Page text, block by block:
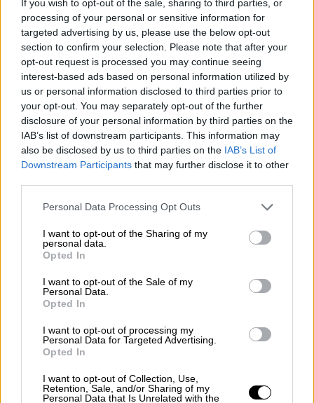
If you wish to opt-out of the sale, sharing to third parties, or
processing of your personal or sensitive information for
targeted advertising by us, please use the below opt-out
section to confirm your selection. Please note that after your
opt-out request is processed you may continue seeing
interest-based ads based on personal information utilized by
us or personal information disclosed to third parties prior to
your opt-out. You may separately opt-out of the further
disclosure of your personal information by third parties on the
IAB’s list of downstream participants. This information may
also be disclosed by us to third parties on the IAB’s List of
Downstream Participants that may further disclose it to other
Please note that this website/app uses one or more Google
not limited to your visit or usage behaviour. You may click to
grant or deny consent to Google and its third-party tags to
use your data for below specified purposes in below Google
consent section.
Personal Data Processing Opt Outs
I want to opt-out of the Sharing of my
personal data.
Opted In
I want to opt-out of the Sale of my
Personal Data.
Opted In
I want to opt-out of processing my
Personal Data for Targeted Advertising.
Opted In
I want to opt-out of Collection, Use,
Retention, Sale, and/or Sharing of my
Personal Data that Is Unrelated with the
ανισοτήτων, ακρίβειας και δυσκολιών για
τον ελληνικό λαό.
Γι' αυτό σήμερα, στελέχη του ΠΑΣΟΚ
βρέθηκαν σε πολλές δομές υγείας στο
λεκανοπέδιο. Είχα την τύχη και την τιμή να
επισκεφθώ το ΕΚΑΒ και να μιλήσω με τους
εργαζόμενους και τη διοίκηση. Τα
προβλήματα είναι πολλά: υποστελέχωση,
οργανόγραμμα, προμήθειες, ανανέωση του
Τους ευχαριστώ, όχι μόνο για τον διάλογο
που είχαμε, αλλά πάνω απ' όλα για τον
καθημερινό τους αγώνα να στηρίξουν το
σύστημα και τους πολίτες.
Γι' αυτό και το ΠΑΣΟΚ, εδώ και έξι χρόνια,
κατέθεσε 24 φορές την τροπολογία να
υπαχθούν στα βαρέα και ανθυγιεινά οι
εργαζόμενοι του ΕΚΑΒ και οι νοσηλευτές. 24
Μετά από μεγάλη πίεση,ήρθε αυτή η